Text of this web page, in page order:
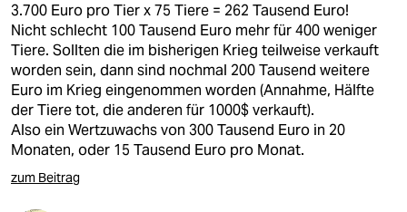
3.700 Euro pro Tier x 75 Tiere = 262 Tausend Euro!
Nicht schlecht 100 Tausend Euro mehr für 400 weniger
Tiere. Sollten die im bisherigen Krieg teilweise verkauft
worden sein, dann sind nochmal 200 Tausend weitere
Euro im Krieg eingenommen worden (Annahme, Hälfte
der Tiere tot, die anderen für 1000$ verkauft).
Also ein Wertzuwachs von 300 Tausend Euro in 20
Monaten, oder 15 Tausend Euro pro Monat.
zum Beitrag